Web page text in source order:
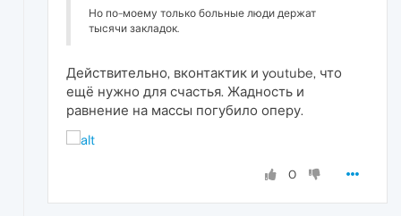
Но по-моему только больные люди держат
тысячи закладок.
Действительно, вконтактик и youtube, что
ещё нужно для счастья. Жадность и
равнение на массы погубило оперу.
0